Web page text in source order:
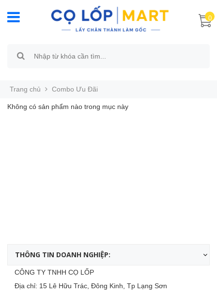
0
Trang chủ Combo Ưu Đãi
Không có sản phẩm nào trong mục này
THÔNG TIN DOANH NGHIỆP:
CÔNG TY TNHH CỌ LỐP
Địa chỉ: 15 Lê Hữu Trác, Đông Kinh, Tp Lạng Sơn